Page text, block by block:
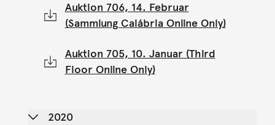
Auktion 706, 14. Februar
(Sammlung Calábria Online Only)
Auktion 705, 10. Januar (Third
Floor Online Only)
2020